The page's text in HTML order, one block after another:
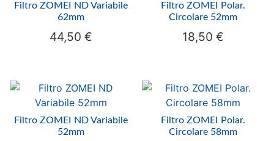
Filtro ZOMEI ND Variabile
62mm
44,50 €
Filtro ZOMEI Polar.
Circolare 52mm
18,50€
Filtro ZOMEI ND Variabile
52mm
Filtro ZOMEI Polar.
Circolare 58mm